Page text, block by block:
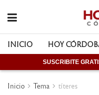
INICIO HOY
SUSCRIBITE
Inicio Tema títeres